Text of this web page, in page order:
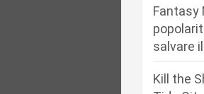
Fantasy
salvare
Kill the